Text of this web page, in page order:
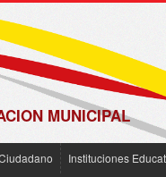
MUNICIPAL
Instituciones